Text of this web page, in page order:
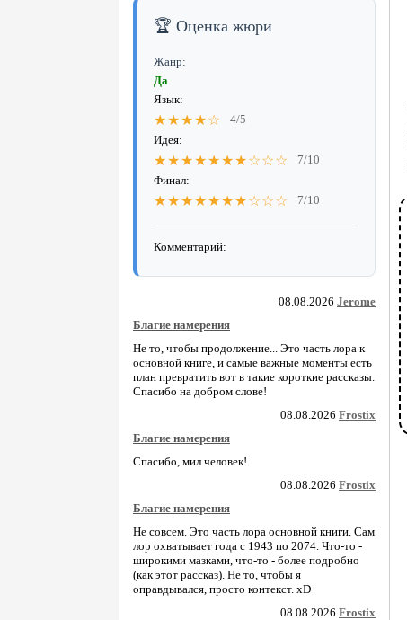
🏆 Оценка жюри
Жанр:
Да
Язык:
★★★★☆
4/5
Идея:
★★★★★★★☆☆☆
7/10
Финал:
★★★★★★★☆☆☆ 7/10
Комментарий:
08.08.2026 Jerome
Благие намерения
Не то, чтобы продолжение... Это часть лора к
основной книге, и самые важные моменты есть
план превратить вот в такие короткие рассказы.
Спасибо на добром слове!
08.08.2026 Frostix
Благие намерения
Спасибо, мил человек!
08.08.2026 Frostix
Благие намерения
Не совсем. Это часть лора основной книги. Сам
лор охватывает года с 1943 по 2074. Что-то -
широкими мазками, что-то - более подробно
(как этот рассказ). Не то, чтобы я
оправдывался, просто контекст. xD
08.08.2026 Frostix